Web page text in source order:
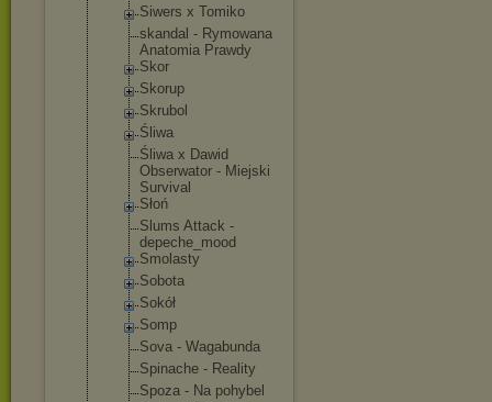
Siwers x Tomiko
skandal - Rymowana
Anatomia Prawdy
Skor
Skorup
Skrubol
Śliwa
Śliwa x Dawid
Obserwator - Miejski
Survival
Słoń
Slums Attack -
depeche_mood
Smolasty
Sobota
Sokół
Somp
Sova - Wagabunda
Spinache - Reality
Spoza - Na pohybel